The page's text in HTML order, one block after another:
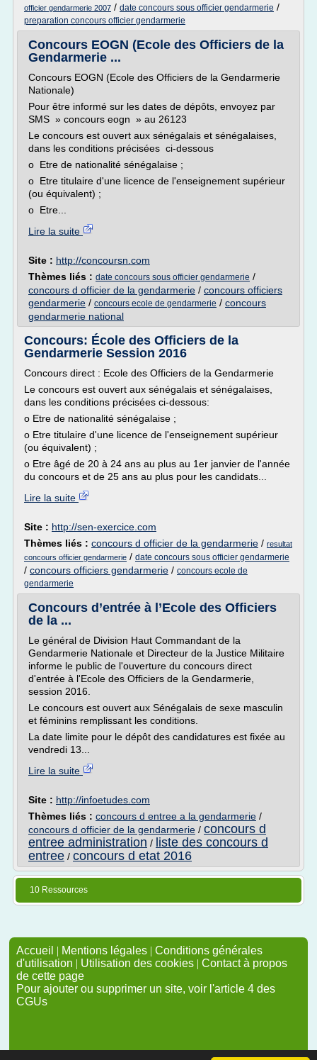
officier gendarmerie 2007 / date concours sous officier gendarmerie /
preparation concours officier gendarmerie
Concours EOGN (Ecole des Officiers de la
Gendarmerie ...
Concours EOGN (Ecole des Officiers de la Gendarmerie
Nationale)
Pour être informé sur les dates de dépôts, envoyez par
SMS » concours eogn » au 26123
Le concours est ouvert aux sénégalais et sénégalaises,
dans les conditions précisées ci-dessous
o Etre de nationalité sénégalaise ;
o Etre titulaire d'une licence de l'enseignement supérieur
(ou équivalent) ;
o Etre...
Lire la suite
Site : http://concoursn.com
Thèmes liés : date concours sous officier gendarmerie /
concours d officier de la gendarmerie / concours officiers
gendarmerie / concours ecole de gendarmerie / concours
gendarmerie national
Concours: École des Officiers de la
Gendarmerie Session 2016
Concours direct : Ecole des Officiers de la Gendarmerie
Le concours est ouvert aux sénégalais et sénégalaises,
dans les conditions précisées ci-dessous:
o Etre de nationalité sénégalaise ;
o Etre titulaire d'une licence de l'enseignement supérieur
(ou équivalent) ;
o Etre âgé de 20 à 24 ans au plus au 1er janvier de l'année
du concours et de 25 ans au plus pour les candidats...
Lire la suite
Site : http://sen-exercice.com
Thèmes liés : concours d officier de la gendarmerie / resultat
concours officier gendarmerie / date concours sous officier gendarmerie
/ concours officiers gendarmerie / concours ecole de
gendarmerie
Concours d’entrée à l’Ecole des Officiers
de la ...
Le général de Division Haut Commandant de la
Gendarmerie Nationale et Directeur de la Justice Militaire
informe le public de l'ouverture du concours direct
d'entrée à l'Ecole des Officiers de la Gendarmerie,
session 2016.
Le concours est ouvert aux Sénégalais de sexe masculin
et féminins remplissant les conditions.
La date limite pour le dépôt des candidatures est fixée au
vendredi 13...
Lire la suite
Site : http://infoetudes.com
Thèmes liés : concours d entree a la gendarmerie /
concours d officier de la gendarmerie / concours d
entree administration / liste des concours d
entree / concours d etat 2016
10 Ressources
Accueil | Mentions légales | Conditions générales
d'utilisation | Utilisation des cookies | Contact à propos
de cette page
Pour ajouter ou supprimer un site, voir l'article 4 des
CGUs